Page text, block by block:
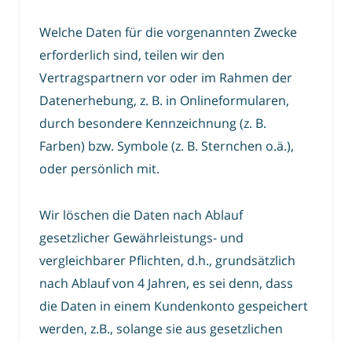
Welche Daten für die vorgenannten Zwecke
erforderlich sind, teilen wir den
Vertragspartnern vor oder im Rahmen der
Datenerhebung, z. B. in Onlineformularen,
durch besondere Kennzeichnung (z. B.
Farben) bzw. Symbole (z. B. Sternchen o.ä.),
oder persönlich mit.
Wir löschen die Daten nach Ablauf
gesetzlicher Gewährleistungs- und
vergleichbarer Pflichten, d.h., grundsätzlich
nach Ablauf von 4 Jahren, es sei denn, dass
die Daten in einem Kundenkonto gespeichert
werden, z.B., solange sie aus gesetzlichen